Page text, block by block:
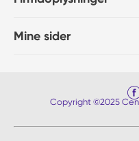
Mine sider
Copyright ©2025